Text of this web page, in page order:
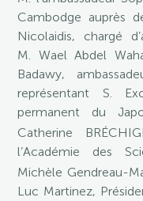
Cambodge auprès
Nicolaidis, chargé
M. Wael Abdel
Badawy,
représentant S.
permanent du
Catherine
l’Académie des
Michèle Gendreau-
Luc Martinez,